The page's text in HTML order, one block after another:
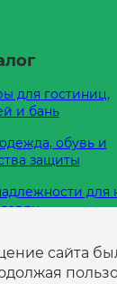
для гостиниц,
и бань
обувь и
защиты
для
комнат
сайта